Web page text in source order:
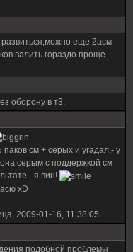
развиться,можно еще 2асм
валить гораздо проще
оборону в т3.
см + серых и угадал,- у
серым с поддержкой см
- я вин!
асю xD
2009-01-16, 11:38:05
подобной проблемы